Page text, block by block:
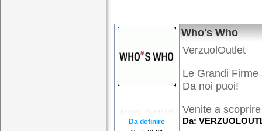
Da definire
Who's Who
VerzuolOutlet
Le Grandi
Da noi puoi!
Venite a
Da: